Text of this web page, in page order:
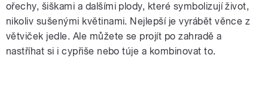
ořechy, šiškami a dalšími plody, které symbolizují život,
nikoliv sušenými květinami. Nejlepší je vyrábět věnce z
větviček jedle. Ale můžete se projít po zahradě a
nastříhat si i cypřiše nebo túje a kombinovat to.